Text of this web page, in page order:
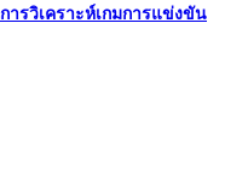
ารวิเคราะห์เกมการแข่งขัน